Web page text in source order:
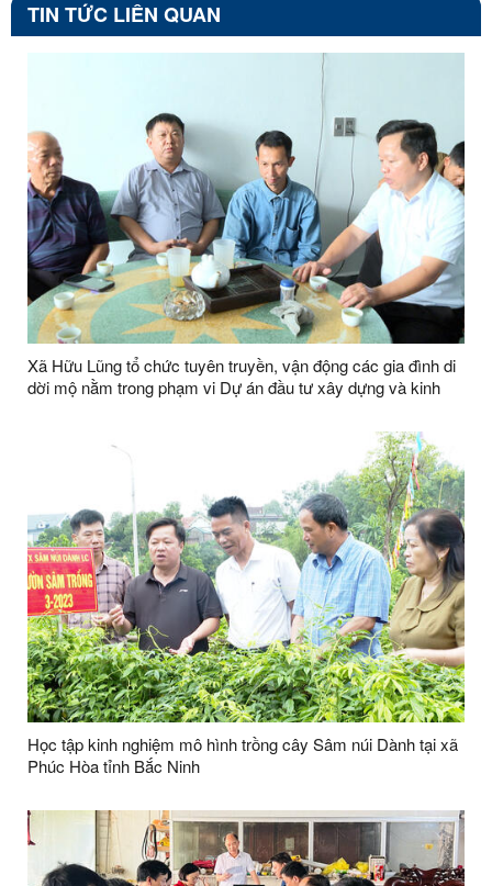
TIN TỨC LIÊN QUAN
Xã Hữu Lũng tổ chức tuyên truyền, vận động các gia đình di
dời mộ nằm trong phạm vi Dự án đầu tư xây dựng và kinh
Học tập kinh nghiệm mô hình trồng cây Sâm núi Dành tại xã
Phúc Hòa tỉnh Bắc Ninh